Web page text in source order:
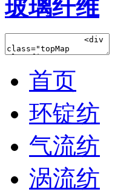
玻璃纤维
首页
环锭纺
气流纺
涡流纺